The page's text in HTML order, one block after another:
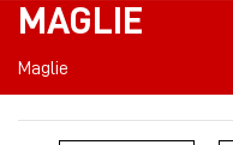
MAGLIE
Maglie